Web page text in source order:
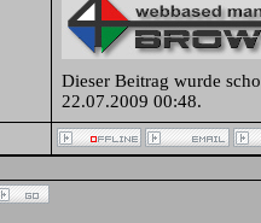
Dieser Beitrag wurde
22.07.2009 00:48.